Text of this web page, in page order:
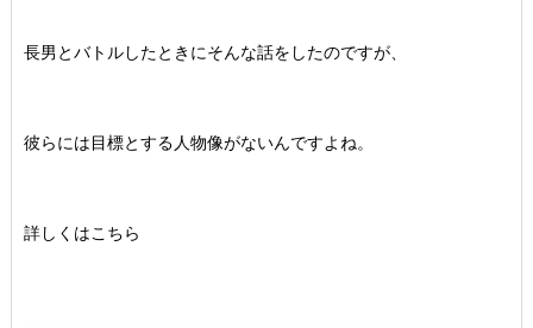
長男とバトルしたときにそんな話をしたのですが、
彼らには目標とする人物像がないんですよね。
詳しくはこちら